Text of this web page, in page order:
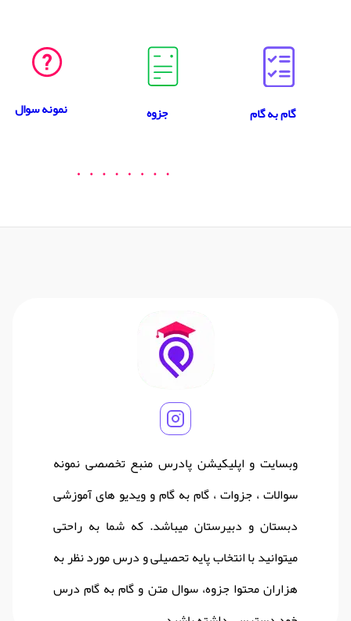
گام به گام جزوه نمونه سوال
وبسایت و اپلیکیشن پادرس منبع تخصصی نمونه
سوالات ، جزوات ، گام به گام و ویدیو های آموزشی
دبستان و دبیرستان میباشد. که شما به راحتی
میتوانید با انتخاب پایه تحصیلی و درس مورد نظر به
هزاران محتوا جزوه، سوال متن و گام به گام درس